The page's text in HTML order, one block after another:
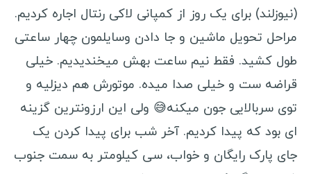
مقدونیه
کوزوو
سن مارینو
لیتوانی
لتونی
مونته نگرو
مولداوی
(نیوزلند) برای یک روز از کمپانی لاکی رنتال اجاره کردیم.
مراحل تحویل ماشین و جا دادن وسایلمون چهار ساعتی
طول کشید. فقط نیم ساعت بهش میخندیدیم. خیلی
قراضه ست و خیلی صدا میده. موتورش هم دیزلیه و
توی سربالایی جون میکنه😅 ولی این ارزونترین گزینه
ای بود که پیدا کردیم. آخر شب برای پیدا کردن یک
جای پارک رایگان و خواب، سی کیلومتر به سمت جنوب